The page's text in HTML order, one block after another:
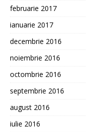
februarie 2017
ianuarie 2017
decembrie 2016
noiembrie 2016
octombrie 2016
septembrie 2016
august 2016
iulie 2016